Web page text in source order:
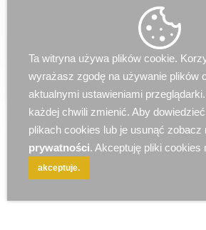
r e k l a m a
Ta witryna używa plików cookie.
wyrażasz zgodę na używanie plików
aktualnymi ustawieniami
każdej chwili zmienić. Aby
plikach cookies lub je usunąć zobacz
prywatności. Akceptuję pliki cookies
akceptuje.